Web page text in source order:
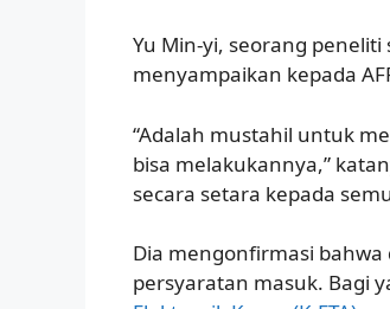
Yu Min-yi, seorang peneliti
menyampaikan kepada
“Adalah mustahil untuk
bisa melakukannya,”
secara setara kepada
Dia mengonfirmasi
persyaratan masuk. Bagi